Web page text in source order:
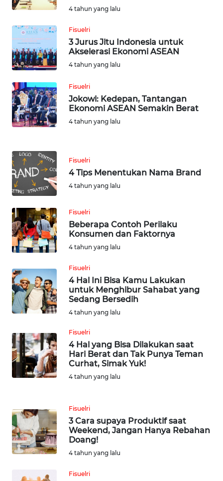
4 tahun yang lalu
Fisuelri
3 Jurus Jitu Indonesia untuk
Akselerasi Ekonomi ASEAN
4 tahun yang lalu
Fisuelri
Jokowi: Kedepan, Tantangan
Ekonomi ASEAN Semakin Berat
4 tahun yang lalu
Fisuelri
4 Tips Menentukan Nama Brand
4 tahun yang lalu
Fisuelri
Beberapa Contoh Perilaku
Konsumen dan Faktornya
4 tahun yang lalu
Fisuelri
4 Hal Ini Bisa Kamu Lakukan
untuk Menghibur Sahabat yang
Sedang Bersedih
4 tahun yang lalu
Fisuelri
4 Hal yang Bisa Dilakukan saat
Hari Berat dan Tak Punya Teman
Curhat, Simak Yuk!
4 tahun yang lalu
Fisuelri
3 Cara supaya Produktif saat
Weekend, Jangan Hanya Rebahan
Doang!
4 tahun yang lalu
Fisuelri
WN
KARO
WN
WN
LABUHANBATU
TENGAH
WN DELI
SERDANG
WN
TEBING
TINGGI
WN
PAKPAK
WN
KARAWANG
WN
BEKASI
WN
WN
DEPOK
WN
UTARA